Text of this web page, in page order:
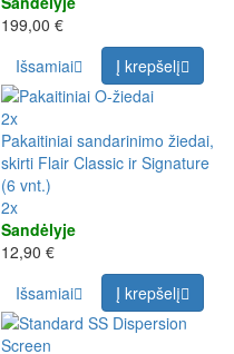
199,00 €
Išsamiai
Į krepšelį
2x
Pakaitiniai sandarinimo žiedai,
skirti Flair Classic ir Signature
(6 vnt.)
2x
Sandėlyje
12,90 €
Išsamiai
Į krepšelį